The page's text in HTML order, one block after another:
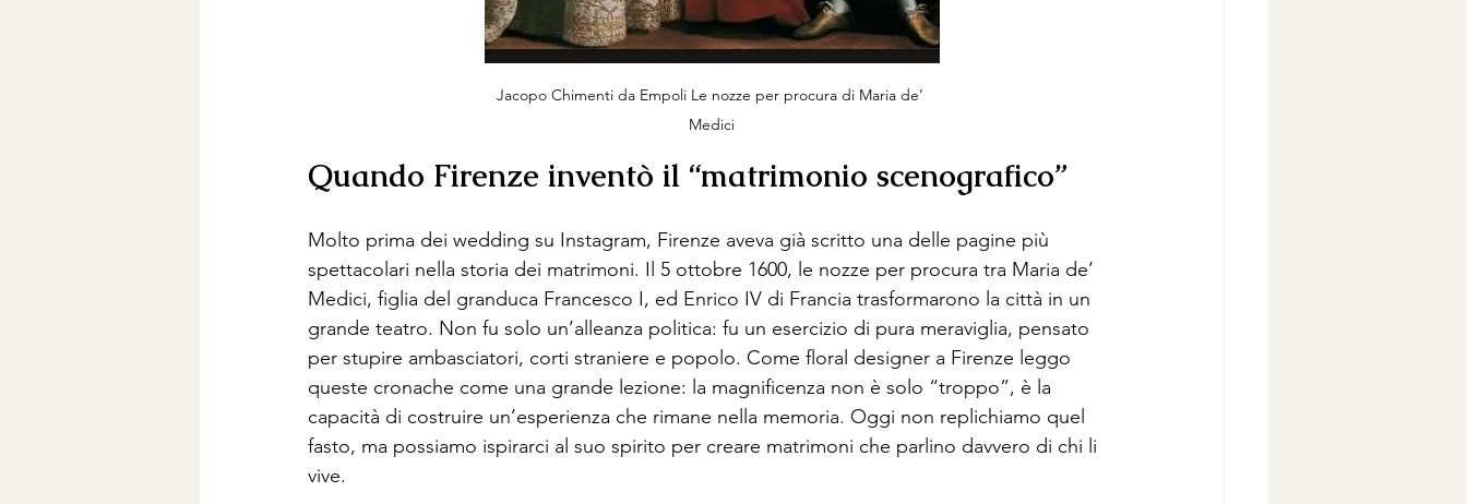
Jacopo Chimenti da Empoli Le nozze per procura di Maria de’
Medici
Quando Firenze inventò il “matrimonio scenografico”
Molto prima dei wedding su Instagram, Firenze aveva già scritto una delle pagine più
spettacolari nella storia dei matrimoni. Il 5 ottobre 1600, le nozze per procura tra Maria de’
Medici, figlia del granduca Francesco I, ed Enrico IV di Francia trasformarono la città in un
grande teatro. Non fu solo un’alleanza politica: fu un esercizio di pura meraviglia, pensato
per stupire ambasciatori, corti straniere e popolo. Come floral designer a Firenze leggo
queste cronache come una grande lezione: la magnificenza non è solo “troppo”, è la
capacità di costruire un’esperienza che rimane nella memoria. Oggi non replichiamo quel
fasto, ma possiamo ispirarci al suo spirito per creare matrimoni che parlino davvero di chi li
vive.